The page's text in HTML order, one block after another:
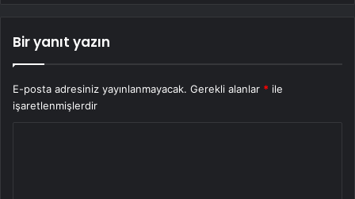
Bir yanıt yazın
E-posta adresiniz yayınlanmayacak. Gerekli alanlar * ile
işaretlenmişlerdir